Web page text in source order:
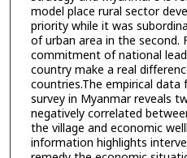
model place rural sector
priority while it was
of urban area in the second.
commitment of national
country make a real
countries.The empirical
survey in Myanmar reveals
negatively correlated
the village and economic
information highlights